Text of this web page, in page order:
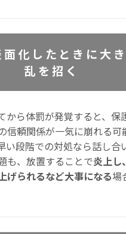
面化したときに大
乱を招く
から体罰が発覚すると、保
信頼関係が一気に崩れる可
い段階での対処なら話し合
も、放置することで炎上し
げられるなど大事になる場